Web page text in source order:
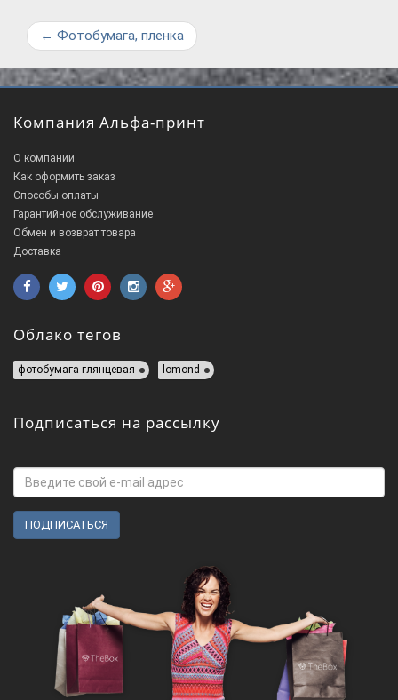
← Фотобумага, пленка
Компания Альфа-принт
О компании
Как оформить заказ
Способы оплаты
Гарантийное обслуживание
Обмен и возврат товара
Доставка
Облако тегов
фотобумага глянцевая lomond
Подписаться на рассылку